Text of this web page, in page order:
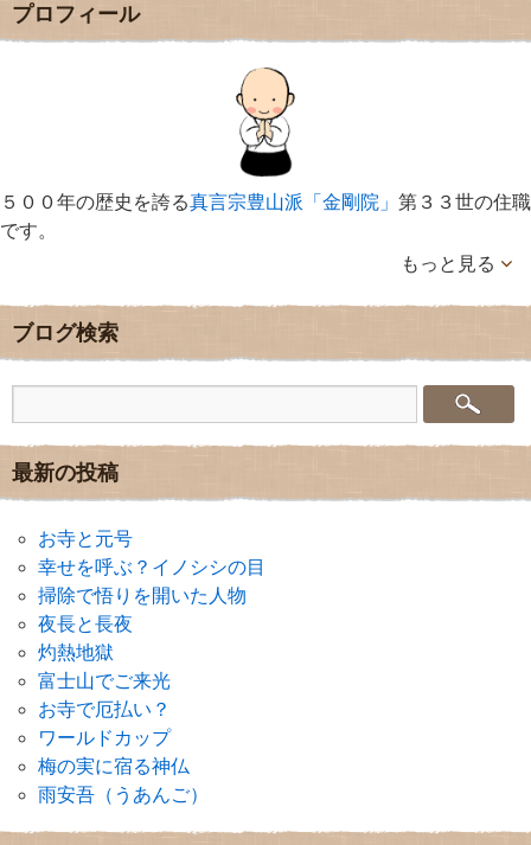
プロフィール
５００年の歴史を誇る真言宗豊山派「金剛院」 第３３世の住職
です。
もっと見る
ブログ検索
最新の投稿
お寺と元号
幸せを呼ぶ？イノシシの目
掃除で悟りを開いた人物
夜長と長夜
灼熱地獄
富士山でご来光
お寺で厄払い？
ワールドカップ
梅の実に宿る神仏
雨安吾（うあんご）